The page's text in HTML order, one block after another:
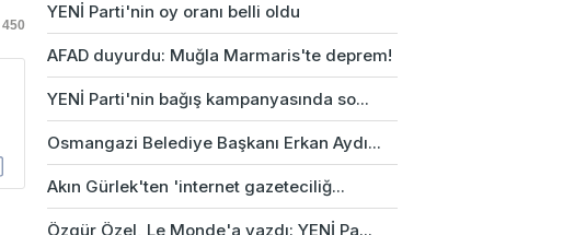
450
YENİ Parti'nin oy oranı belli oldu
AFAD duyurdu: Muğla Marmaris'te deprem!
YENİ Parti'nin bağış kampanyasında so...
Osmangazi Belediye Başkanı Erkan Aydı...
Akın Gürlek'ten 'internet gazeteciliğ...
Özgür Özel, Le Monde'a yazdı: YENİ Pa...